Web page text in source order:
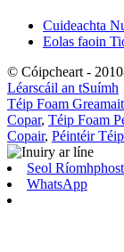
Cuideachta
Eolas faoin
© Cóipcheart -
Léarscáil an tSuímh
Téip Foam
Copar, Téip Foam
Copair, Péintéir
Seol Ríomhphost
WhatsApp